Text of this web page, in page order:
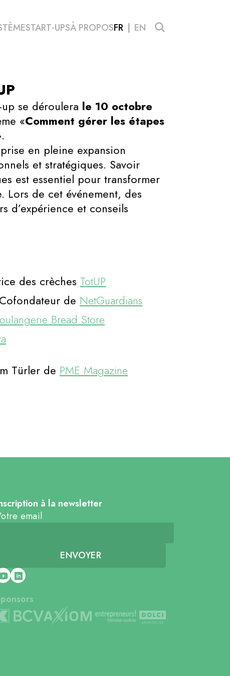
START-UPSÀ PROPOSFR EN
se déroulera le 10 octobre
«Comment gérer les étapes
en pleine expansion
et stratégiques. Savoir
est essentiel pour transformer
Lors de cet événement, des
d’expérience et conseils
des crèches TotUP
de NetGuardians
Bread Store
Türler de PME Magazine
à la newsletter
email